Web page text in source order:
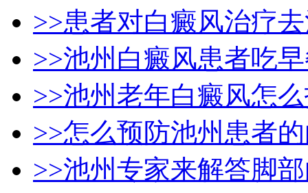
>>患者对白癜风治疗
>>池州白癜风患者吃
>>池州老年白癜风怎
>>怎么预防池州患者
>>池州专家来解答脚